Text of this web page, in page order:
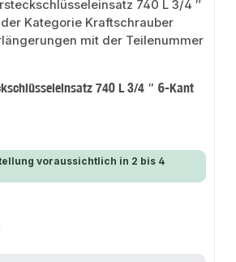
740 L 3/4 ″ 6-Kant
voraussichtlich in 2 bis 4